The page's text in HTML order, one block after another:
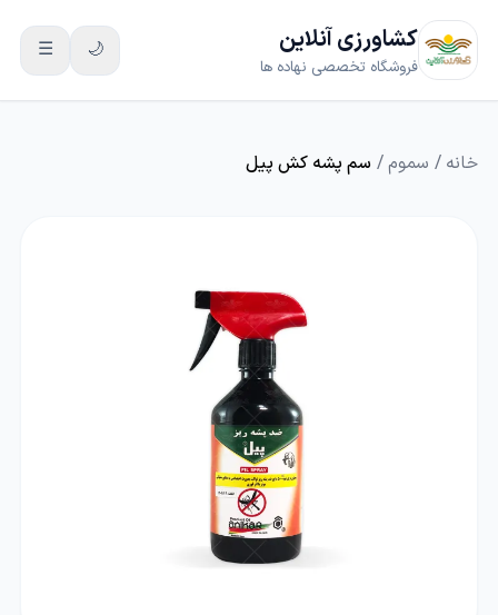
کشاورزی آنلاین
فروشگاه تخصصی نهاده ها
🌙
☰
خانه / سموم/ سم پشه کش پیل